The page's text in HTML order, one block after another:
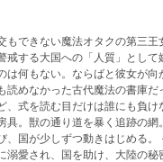
もできない魔法オタクの第三王
する大国への「人質」として嫁が
は何もない。ならばと彼女が向
めなかった古代魔法の書庫だった。 魔
式を読む目だけは誰にも負けない。 凍
具。獣の通り道を暴く追跡の網
が少しずつ動きはじめる。 そして気づけば、
溺愛され、国を助け、大陸の秘